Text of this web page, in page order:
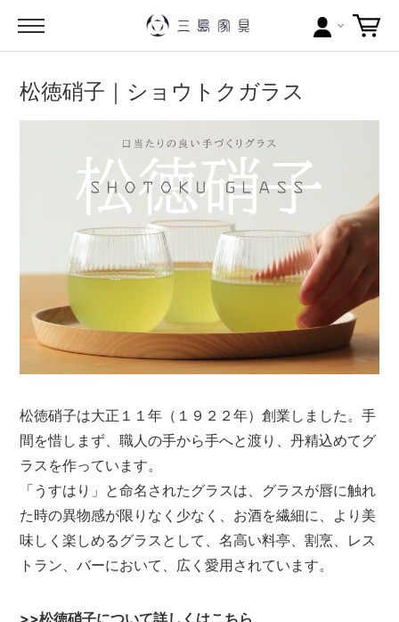
カテゴリー
ブランドから探す
問い合わせ
当店について
お買い物ガイド
配送料について
ラッピングについて
メールマガジン
Instagram
Facebook
松徳硝子｜ショウトクガラス
松徳硝子は大正１１年（１９２２年）創業しました。手
間を惜しまず、職人の手から手へと渡り、丹精込めてグ
ラスを作っています。
「うすはり」と命名されたグラスは、グラスが唇に触れ
た時の異物感が限りなく少なく、お酒を繊細に、より美
味しく楽しめるグラスとして、名高い料亭、割烹、レス
トラン、バーにおいて、広く愛用されています。